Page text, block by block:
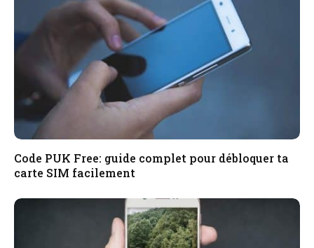
Code PUK Free: guide complet pour débloquer ta
carte SIM facilement